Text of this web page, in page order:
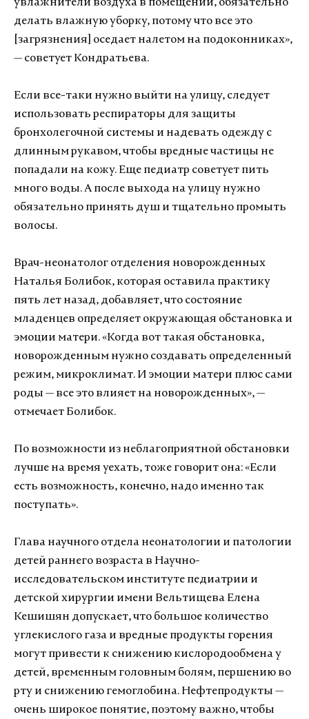
увлажнители воздуха в помещении, обязательно
делать влажную уборку, потому что все это
[загрязнения] оседает налетом на подоконниках»,
— советует Кондратьева.
Если все-таки нужно выйти на улицу, следует
использовать респираторы для защиты
бронхолегочной системы и надевать одежду с
длинным рукавом, чтобы вредные частицы не
попадали на кожу. Еще педиатр советует пить
много воды. А после выхода на улицу нужно
обязательно принять душ и тщательно промыть
волосы.
Врач-неонатолог отделения новорожденных
Наталья Болибок, которая оставила практику
пять лет назад, добавляет, что состояние
младенцев определяет окружающая обстановка и
эмоции матери. «Когда вот такая обстановка,
новорожденным нужно создавать определенный
режим, микроклимат. И эмоции матери плюс сами
роды — все это влияет на новорожденных», —
отмечает Болибок.
По возможности из неблагоприятной обстановки
лучше на время уехать, тоже говорит она: «Если
есть возможность, конечно, надо именно так
поступать».
Глава научного отдела неонатологии и патологии
детей раннего возраста в Научно-
исследовательском институте педиатрии и
детской хирургии имени Вельтищева Елена
Кешишян допускает, что большое количество
углекислого газа и вредные продукты горения
могут привести к снижению кислородообмена у
детей, временным головным болям, першению во
рту и снижению гемоглобина. Нефтепродукты —
очень широкое понятие, поэтому важно, чтобы